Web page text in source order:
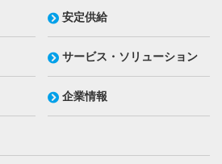
安定供給
サービス・ソリューション
企業情報